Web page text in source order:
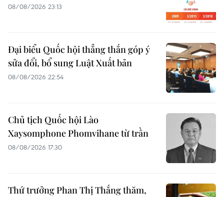
08/08/2026 23:13
Đại biểu Quốc hội thẳng thắn góp ý
sửa đổi, bổ sung Luật Xuất bản
08/08/2026 22:54
Chủ tịch Quốc hội Lào
Xaysomphone Phomvihane từ trần
08/08/2026 17:30
Thứ trưởng Phan Thị Thắng thăm,